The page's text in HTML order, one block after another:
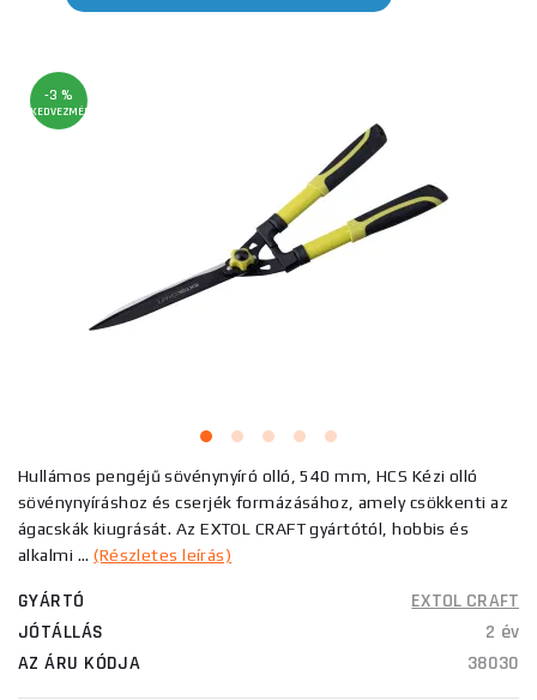
-3 %
KEDVEZMÉNY
Hullámos pengéjű sövénynyíró olló, 540 mm, HCS Kézi olló
sövénynyíráshoz és cserjék formázásához, amely csökkenti az
ágacskák kiugrását. Az EXTOL CRAFT gyártótól, hobbis és
alkalmi ...(Részletes leírás)
GYÁRTÓ
EXTOL CRAFT
JÓTÁLLÁS
2 év
AZ ÁRU KÓDJA
38030